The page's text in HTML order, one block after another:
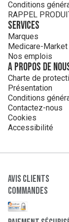
Conditions
RAPPEL
Services
Marques
Medicare-Market
Nos emplois
A propos de
Charte de
Présentation
Conditions
Contactez-nous
Cookies
Accessibilité
Avis clients
Commandes